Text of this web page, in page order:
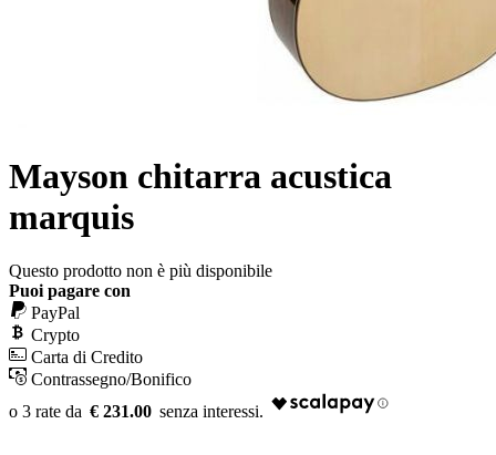
Mayson chitarra acustica
marquis
Questo prodotto non è più disponibile
Puoi pagare con
PayPal
Crypto
Carta di Credito
Contrassegno/Bonifico
€ 231.00